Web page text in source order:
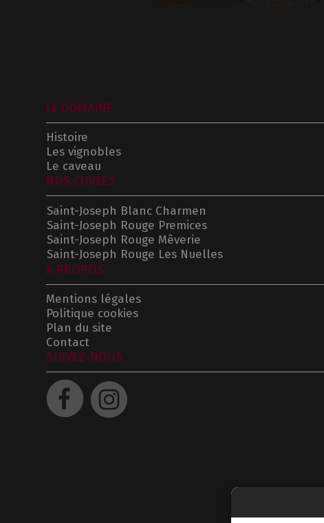
LE DOMAINE
Histoire
Les vignobles
Le caveau
NOS CUVÉES
Saint-Joseph Blanc Charmen
Saint-Joseph Rouge Premices
Saint-Joseph Rouge Mêverie
Saint-Joseph Rouge Les Nuelles
A PROPOS
Mentions légales
Politique cookies
Plan du site
Contact
SUIVEZ-NOUS